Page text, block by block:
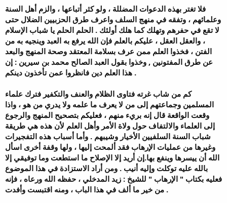
فلا تغتر بهذه الدعوات المضللة ، ولو كثر أتباعها ، والزم أهل السنة
وعلمائهم ، وتفقه في منهج السلف واعرف طرق الحزبيين الضلال حتى
لا تقع في حفرهم وتهلك كما هلك أولئك . الحلم الحلم يا شباب الإسلام
، والعقل العقل ، عليكم بالعلم فإن الله يرفع به العبد وينجيه به من
الفتن ، فخذوا العلم ممن عرف بسلامة المعتقد وصحة المنهج والبعد
عن طرق المفتونين , وخذوا بقول العبد الصالح محمد بن سيرين : إن
هذا العلم دين فانظروا عمن تأخذون دينكم .
كم من شاب غرته فتاوى الظلام والعنف والتكفير فترك علماء
المسلمين وجماعتهم إلى من لا يعرف ما علمه ولا يدري من هو ، واذا
وقعت الواقعة قال إنه بريء منهم ، فعليكم بتصحيح المنهج والرجوع
إلى العلماء والالتفاف حول ولاة الأمر وأهل العلم لأن هذه هي طريقة
شباب السنة السلفيين الأخيار وشيبهم . وأما أسباب هذه التفجيرات
وغيرها من عمليات الإرهاب فقد ألمحت إليها ، ولها وقفة أخرى اسأل
الله أن ييسرها وينفع بها.إن أريد إلا الإصلاح ما استطعت وما توفيقي إلا
بالله عليه توكلت وإليه أنيب . ومن أراد الاستزادة في هذا الموضوع
فعليه بكتاب " الإرهاب " للشيخ : زيد المدخلي ، حفظه الله ورعاه ، فإنه
من خير ما ألف في هذا الباب ، ومنه اقتبست وأفدت .